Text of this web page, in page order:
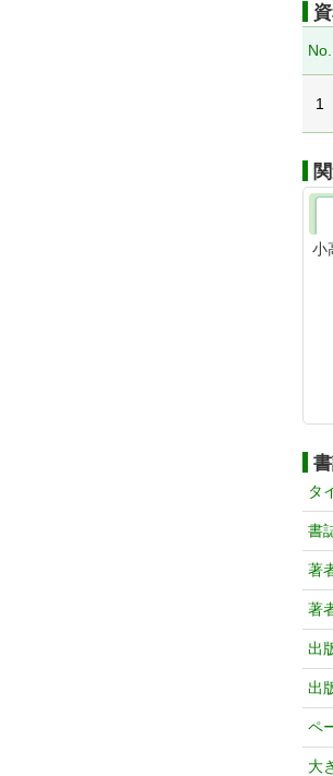
No.
1
小
タ
書
著
著
出
出
ペ
大